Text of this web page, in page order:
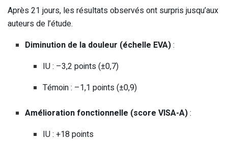
Après 21 jours, les résultats observés ont surpris jusqu’aux
auteurs de l’étude.
Diminution de la douleur (échelle EVA):
IU : –3,2 points (±0,7)
Témoin : –1,1 points (±0,9)
Amélioration fonctionnelle (score VISA-A):
IU : +18 points